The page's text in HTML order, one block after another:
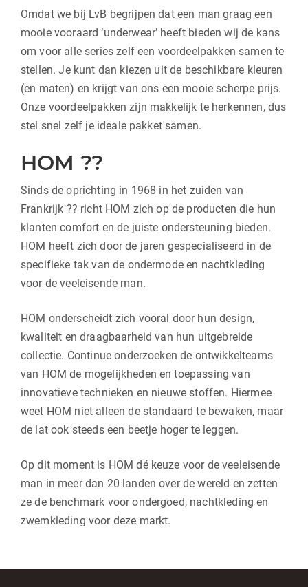
Omdat we bij LvB begrijpen dat een man graag een
mooie vooraard ‘underwear’ heeft bieden wij de kans
om voor alle series zelf een voordeelpakken samen te
stellen. Je kunt dan kiezen uit de beschikbare kleuren
(en maten) en krijgt van ons een mooie scherpe prijs.
Onze voordeelpakken zijn makkelijk te herkennen, dus
stel snel zelf je ideale pakket samen.
HOM ??
Sinds de oprichting in 1968 in het zuiden van
Frankrijk ?? richt HOM zich op de producten die hun
klanten comfort en de juiste ondersteuning bieden.
HOM heeft zich door de jaren gespecialiseerd in de
specifieke tak van de ondermode en nachtkleding
voor de veeleisende man.
HOM onderscheidt zich vooral door hun design,
kwaliteit en draagbaarheid van hun uitgebreide
collectie. Continue onderzoeken de ontwikkelteams
van HOM de mogelijkheden en toepassing van
innovatieve technieken en nieuwe stoffen. Hiermee
weet HOM niet alleen de standaard te bewaken, maar
de lat ook steeds een beetje hoger te leggen.
Op dit moment is HOM dé keuze voor de veeleisende
man in meer dan 20 landen over de wereld en zetten
ze de benchmark voor ondergoed, nachtkleding en
zwemkleding voor deze markt.